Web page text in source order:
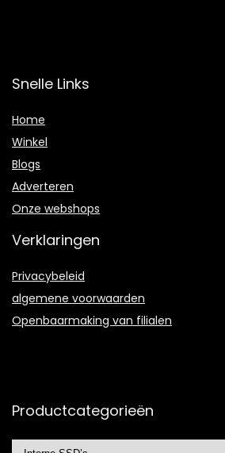
Snelle Links
Home
Winkel
Blogs
Adverteren
Onze webshops
Verklaringen
Privacybeleid
algemene voorwaarden
Openbaarmaking van filialen
Productcategorieën